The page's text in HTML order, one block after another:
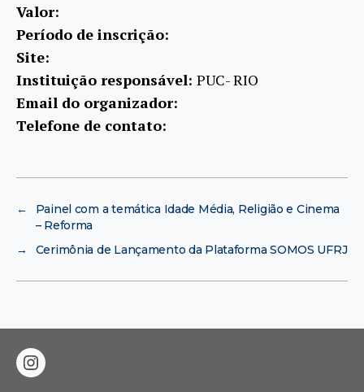
Valor:
Período de inscrição:
Site:
Instituição responsável: PUC- RIO
Email do organizador:
Telefone de contato:
←
Painel com a temática Idade Média, Religião e Cinema
– Reforma
→
Cerimônia de Lançamento da Plataforma SOMOS UFRJ
instagram